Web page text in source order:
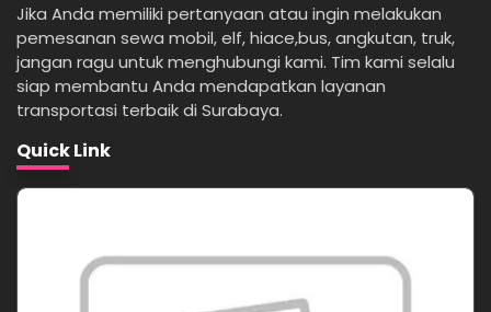
Jika Anda memiliki pertanyaan atau ingin melakukan
pemesanan sewa mobil, elf, hiace,bus, angkutan, truk,
jangan ragu untuk menghubungi kami. Tim kami selalu
siap membantu Anda mendapatkan layanan
transportasi terbaik di Surabaya.
Quick Link